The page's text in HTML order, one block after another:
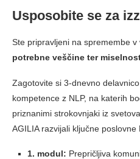
Usposobite se za
Ste pripravljeni na spremembe v
potrebne veščine ter
Zagotovite si 3-dnevno
kompetence z NLP, na katerih
priznanimi strokovnjaki iz
AGILIA razvijali ključne poslovne
1. modul: Prepričljiva